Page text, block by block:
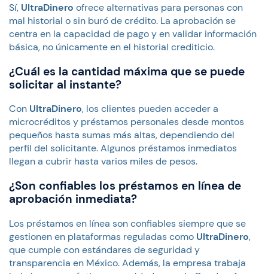
Sí, UltraDinero ofrece alternativas para personas con
mal historial o sin buró de crédito. La aprobación se
centra en la capacidad de pago y en validar información
básica, no únicamente en el historial crediticio.
¿Cuál es la cantidad máxima que se puede
solicitar al instante?
Con UltraDinero, los clientes pueden acceder a
microcréditos y préstamos personales desde montos
pequeños hasta sumas más altas, dependiendo del
perfil del solicitante. Algunos préstamos inmediatos
llegan a cubrir hasta varios miles de pesos.
¿Son confiables los préstamos en línea de
aprobación inmediata?
Los préstamos en línea son confiables siempre que se
gestionen en plataformas reguladas como UltraDinero,
que cumple con estándares de seguridad y
transparencia en México. Además, la empresa trabaja